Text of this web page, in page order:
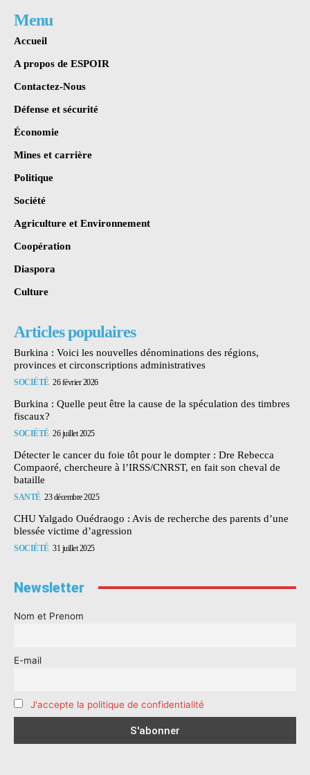
Menu
Accueil
A propos de ESPOIR
Contactez-Nous
Défense et sécurité
Économie
Mines et carrière
Politique
Société
Agriculture et Environnement
Coopération
Diaspora
Culture
Articles populaires
Burkina : Voici les nouvelles dénominations des régions,
provinces et circonscriptions administratives
SOCIÉTÉ 26 février 2026
Burkina : Quelle peut être la cause de la spéculation des timbres
fiscaux?
SOCIÉTÉ 26 juillet 2025
Détecter le cancer du foie tôt pour le dompter : Dre Rebecca
Compaoré, chercheure à l’IRSS/CNRST, en fait son cheval de
bataille
SANTÉ 23 décembre 2025
CHU Yalgado Ouédraogo : Avis de recherche des parents d’une
blessée victime d’agression
SOCIÉTÉ 31 juillet 2025
Newsletter
Nom et Prenom
E-mail
J'accepte la politique de confidentialité